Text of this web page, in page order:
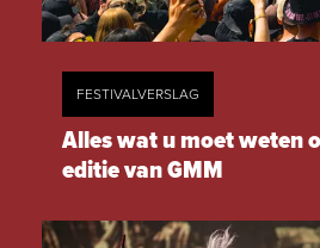
FESTIVALVERSLAG
Alles wat u moet weten
editie van GMM